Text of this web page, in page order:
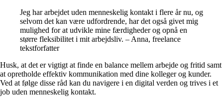
Jeg har arbejdet uden menneskelig kontakt i flere år nu, og
selvom det kan være udfordrende, har det også givet mig
mulighed for at udvikle mine færdigheder og opnå en
større fleksibilitet i mit arbejdsliv. – Anna, freelance
tekstforfatter
Husk, at det er vigtigt at finde en balance mellem arbejde og fritid samt
at opretholde effektiv kommunikation med dine kolleger og kunder.
Ved at følge disse råd kan du navigere i en digital verden og trives i et
job uden menneskelig kontakt.